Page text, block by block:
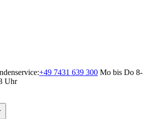
+49 7431 639 300 Mo bis Do 8-
Uhr